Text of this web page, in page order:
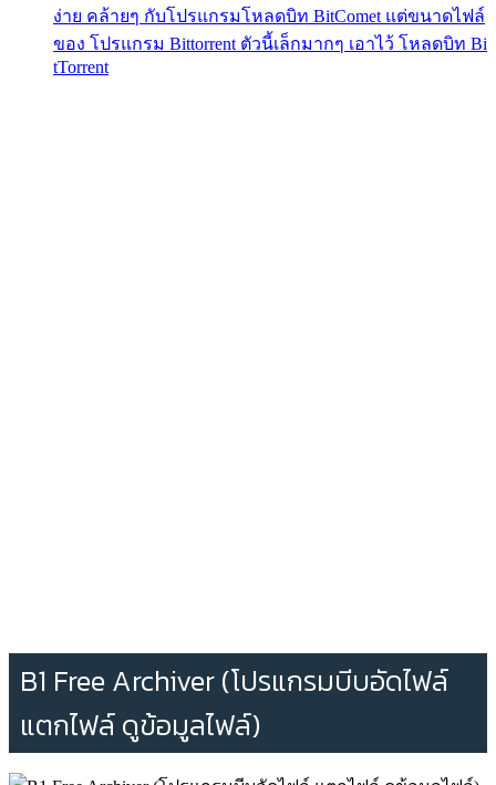
ง่าย คล้ายๆ กับโปรแกรมโหลดบิท BitComet แต่ขนาดไฟล์
ของ โปรแกรม Bittorrent ตัวนี้เล็กมากๆ เอาไว้ โหลดบิท Bi
tTorrent
B1 Free Archiver (โปรแกรมบีบอัดไฟล์
แตกไฟล์ ดูข้อมูลไฟล์)